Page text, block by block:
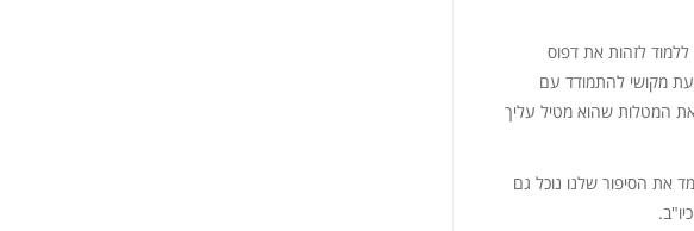
ללמוד לזהות את דפוס
מקושי להתמודד עם
המטלות שהוא מטיל עליך
את הסיפור שלנו נוכל גם